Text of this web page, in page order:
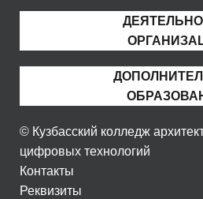
© Кузбасский колледж
цифровых технологий
Контакты
Реквизиты